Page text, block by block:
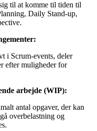
til at komme til tiden til
Daily Stand-up,
i Scrum-events, deler
efter muligheder for
arbejde (WIP):
antal opgaver, der kan
overbelastning og